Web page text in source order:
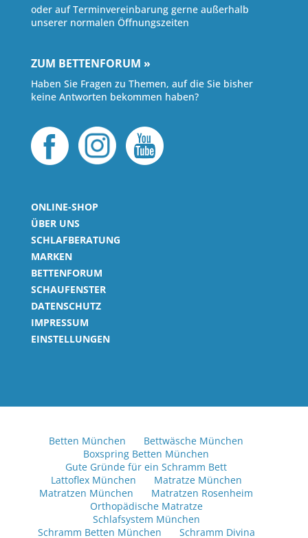
oder auf Terminvereinbarung gerne außerhalb
unserer normalen Öffnungszeiten
ZUM BETTENFORUM »
Haben Sie Fragen zu Themen, auf die Sie bisher
keine Antworten bekommen haben?
ONLINE-SHOP
ÜBER UNS
SCHLAFBERATUNG
MARKEN
BETTENFORUM
SCHAUFENSTER
DATENSCHUTZ
IMPRESSUM
EINSTELLUNGEN
Betten München
Bettwäsche München
Boxspring Betten München
Gute Gründe für ein Schramm Bett
Lattoflex München
Matratze München
Matratzen München
Matratzen Rosenheim
Orthopädische Matratze
Schlafsystem München
Schramm Betten München
Schramm Divina